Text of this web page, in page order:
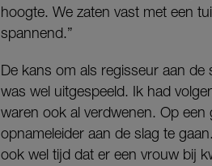
hoogte. We zaten vast met een
spannend.”
De kans om als regisseur aan de
was wel uitgespeeld. Ik had
waren ook al verdwenen. Op
opnameleider aan de slag te
ook wel tijd dat er een vrouw bij